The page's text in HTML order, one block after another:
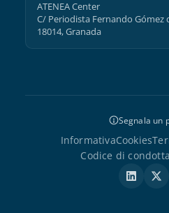
ATENEA Center
C/ Periodista Fernando Gómez
18014, Granada
Segnala un
InformativaCookies
Codice di condotta